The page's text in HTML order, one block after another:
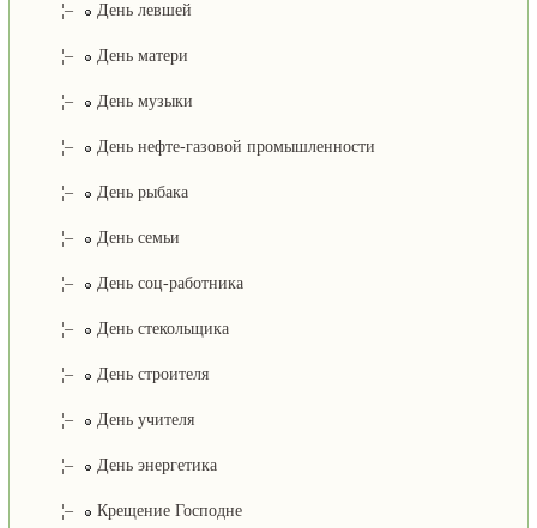
¦– День левшей
¦– День матери
¦– День музыки
¦– День нефте-газовой промышленности
¦– День рыбака
¦– День семьи
¦– День соц-работника
¦– День стекольщика
¦– День строителя
¦– День учителя
¦– День энергетика
¦– Крещение Господне